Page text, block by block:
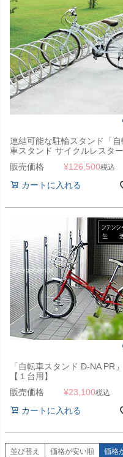
連結可能な駐輪スタンド「自
車スタンド サイクルレスター
D-NA CY （1ユニット）」
販売価格 ¥126,500税込
カートに入れる
「自転車スタンド D-NA PR」
【１台用】
販売価格
¥23,100税込
カートに入れる
並び替え 価格が安い順 価格